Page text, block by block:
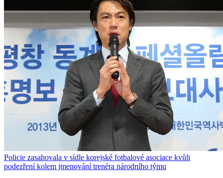
Policie zasahovala v sídle korejské fotbalové asociace kvůli
podezření kolem jmenování trenéra národního týmu